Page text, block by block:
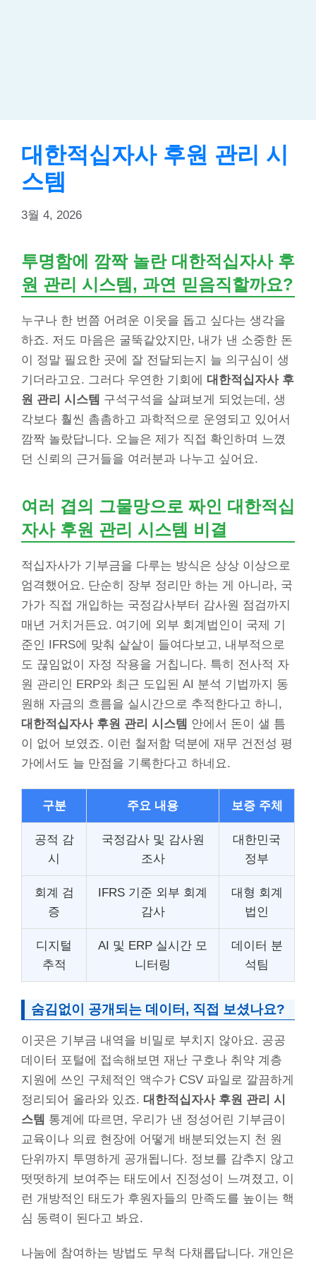
대한적십자사 후원 관리 시
스템
3월 4, 2026
투명함에 깜짝 놀란 대한적십자사 후
원 관리 시스템, 과연 믿음직할까요?
누구나 한 번쯤 어려운 이웃을 돕고 싶다는 생각을
하죠. 저도 마음은 굴뚝같았지만, 내가 낸 소중한 돈
이 정말 필요한 곳에 잘 전달되는지 늘 의구심이 생
기더라고요. 그러다 우연한 기회에 대한적십자사 후
원 관리 시스템 구석구석을 살펴보게 되었는데, 생
각보다 훨씬 촘촘하고 과학적으로 운영되고 있어서
깜짝 놀랐답니다. 오늘은 제가 직접 확인하며 느꼈
던 신뢰의 근거들을 여러분과 나누고 싶어요.
여러 겹의 그물망으로 짜인 대한적십
자사 후원 관리 시스템 비결
적십자사가 기부금을 다루는 방식은 상상 이상으로
엄격했어요. 단순히 장부 정리만 하는 게 아니라, 국
가가 직접 개입하는 국정감사부터 감사원 점검까지
매년 거치거든요. 여기에 외부 회계법인이 국제 기
준인 IFRS에 맞춰 샅샅이 들여다보고, 내부적으로
도 끊임없이 자정 작용을 거칩니다. 특히 전사적 자
원 관리인 ERP와 최근 도입된 AI 분석 기법까지 동
원해 자금의 흐름을 실시간으로 추적한다고 하니,
대한적십자사 후원 관리 시스템 안에서 돈이 샐 틈
이 없어 보였죠. 이런 철저함 덕분에 재무 건전성 평
가에서도 늘 만점을 기록한다고 하네요.
구분 주요 내용 보증 주체
공적 감
시
국정감사 및 감사원
조사
대한민국
정부
회계 검
증
IFRS 기준 외부 회계
감사
대형 회계
법인
디지털
추적
AI 및 ERP 실시간 모
니터링
데이터 분
석팀
숨김없이 공개되는 데이터, 직접 보셨나요?
이곳은 기부금 내역을 비밀로 부치지 않아요. 공공
데이터 포털에 접속해보면 재난 구호나 취약 계층
지원에 쓰인 구체적인 액수가 CSV 파일로 깔끔하게
정리되어 올라와 있죠. 대한적십자사 후원 관리 시
스템 통계에 따르면, 우리가 낸 정성어린 기부금이
교육이나 의료 현장에 어떻게 배분되었는지 천 원
단위까지 투명하게 공개됩니다. 정보를 감추지 않고
떳떳하게 보여주는 태도에서 진정성이 느껴졌고, 이
런 개방적인 태도가 후원자들의 만족도를 높이는 핵
심 동력이 된다고 봐요.
나눔에 참여하는 방법도 무척 다채롭답니다. 개인은